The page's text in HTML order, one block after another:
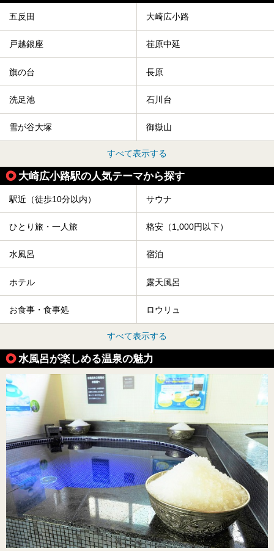
五反田 大崎広小路
戸越銀座 荏原中延
旗の台 長原
洗足池 石川台
雪が谷大塚 御嶽山
すべて表示する
大崎広小路駅の人気テーマから探す
駅近（徒歩10分以内） サウナ
ひとり旅・一人旅 格安（1,000円以下）
水風呂 宿泊
ホテル 露天風呂
お食事・食事処 ロウリュ
すべて表示する
水風呂が楽しめる温泉の魅力